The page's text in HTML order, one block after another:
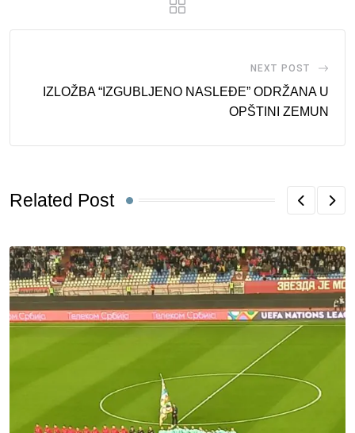
NEXT POST
IZLOŽBA “IZGUBLJENO NASLEĐE” ODRŽANA U
OPŠTINI ZEMUN
Related Post